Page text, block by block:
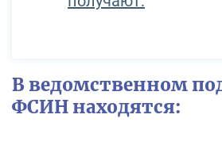
В ведомственном
ФСИН находятся: